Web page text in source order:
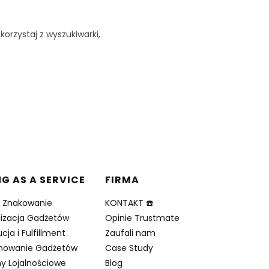
z wyszukiwarki,
AS A SERVICE
Znakowanie
Gadżetów
i Fulfillment
Gadżetów
Lojalnościowe
FIRMA
KONTAKT ☎️
Opinie Trustmate
Zaufali nam
Case Study
Blog